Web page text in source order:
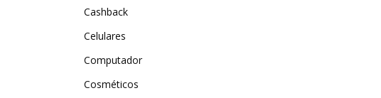
Cashback
Celulares
Computador
Cosméticos